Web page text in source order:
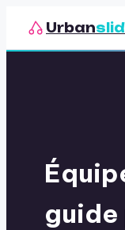
Urban
Loisirs